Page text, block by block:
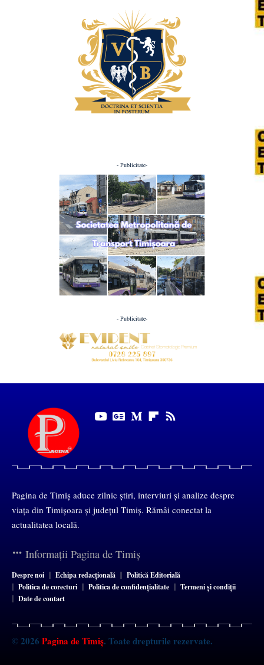
- Publicitate-
- Publicitate-
Pagina de Timiș aduce zilnic știri, interviuri și analize despre
viața din Timișoara și județul Timiș. Rămâi conectat la
actualitatea locală.
Informații Pagina de Timiș
Despre noi Echipa redacțională
Politică Editorială
Politica de corecturi
Politica de confidențialitate
Termeni și condiții
Date de contact
© 2026 Pagina de Timiș. Toate drepturile rezervate.